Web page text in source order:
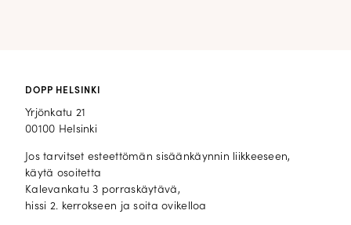
DOPP HELSINKI
Yrjönkatu 21
00100 Helsinki
Jos tarvitset esteettömän sisäänkäynnin liikkeeseen,
käytä osoitetta
Kalevankatu 3 porraskäytävä,
hissi 2. kerrokseen ja soita ovikelloa